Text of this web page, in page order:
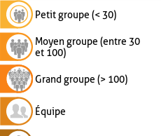
Petit groupe (< 30)
Moyen groupe (entre 30
et 100)
Grand groupe (> 100)
Équipe